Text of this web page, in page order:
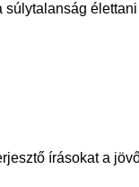
írásokat a